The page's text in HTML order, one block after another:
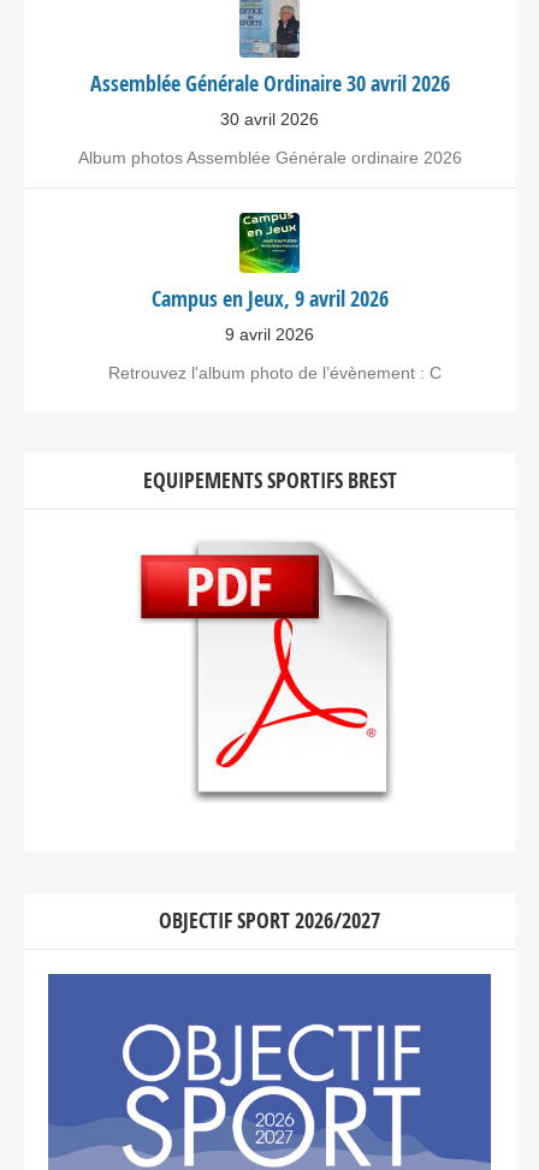
Assemblée Générale Ordinaire 30 avril 2026
30 avril 2026
Album photos Assemblée Générale ordinaire 2026
Campus en Jeux, 9 avril 2026
9 avril 2026
Retrouvez l'album photo de l’évènement : C
EQUIPEMENTS SPORTIFS BREST
OBJECTIF SPORT 2026/2027